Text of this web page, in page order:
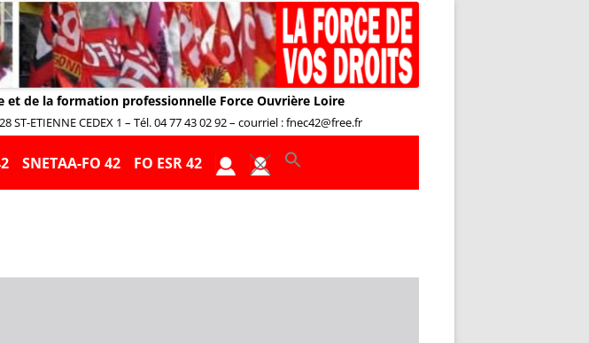
de la formation professionnelle Force Ouvrière Loire
ETIENNE CEDEX 1 – Tél. 04 77 43 02 92 – courriel : fnec42@free.fr
SNETAA-FO 42 FO ESR 42